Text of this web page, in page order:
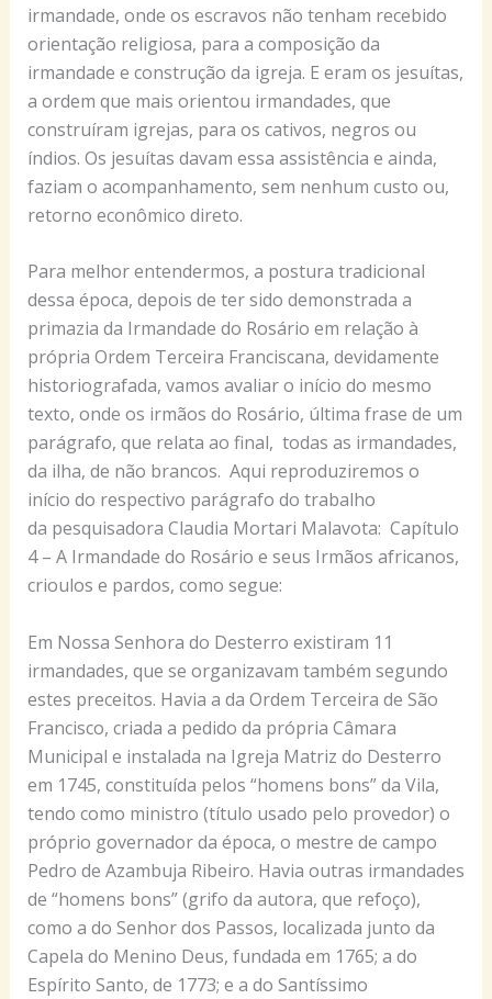
irmandade, onde os escravos não tenham recebido
orientação religiosa, para a composição da
irmandade e construção da igreja. E eram os jesuítas,
a ordem que mais orientou irmandades, que
construíram igrejas, para os cativos, negros ou
índios. Os jesuítas davam essa assistência e ainda,
faziam o acompanhamento, sem nenhum custo ou,
retorno econômico direto.
Para melhor entendermos, a postura tradicional
dessa época, depois de ter sido demonstrada a
primazia da Irmandade do Rosário em relação à
própria Ordem Terceira Franciscana, devidamente
historiografada, vamos avaliar o início do mesmo
texto, onde os irmãos do Rosário, última frase de um
parágrafo, que relata ao final, todas as irmandades,
da ilha, de não brancos. Aqui reproduziremos o
início do respectivo parágrafo do trabalho
da pesquisadora Claudia Mortari Malavota: Capítulo
4 – A Irmandade do Rosário e seus Irmãos africanos,
crioulos e pardos, como segue:
Em Nossa Senhora do Desterro existiram 11
irmandades, que se organizavam também segundo
estes preceitos. Havia a da Ordem Terceira de São
Francisco, criada a pedido da própria Câmara
Municipal e instalada na Igreja Matriz do Desterro
em 1745, constituída pelos “homens bons” da Vila,
tendo como ministro (título usado pelo provedor) o
próprio governador da época, o mestre de campo
Pedro de Azambuja Ribeiro. Havia outras irmandades
de “homens bons” (grifo da autora, que refoço),
como a do Senhor dos Passos, localizada junto da
Capela do Menino Deus, fundada em 1765; a do
Espírito Santo, de 1773; e a do Santíssimo